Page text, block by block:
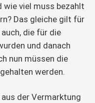
wie viel muss bezahlt
Das gleiche gilt für
die für die
und danach
nun müssen die
werden.
der Vermarktung